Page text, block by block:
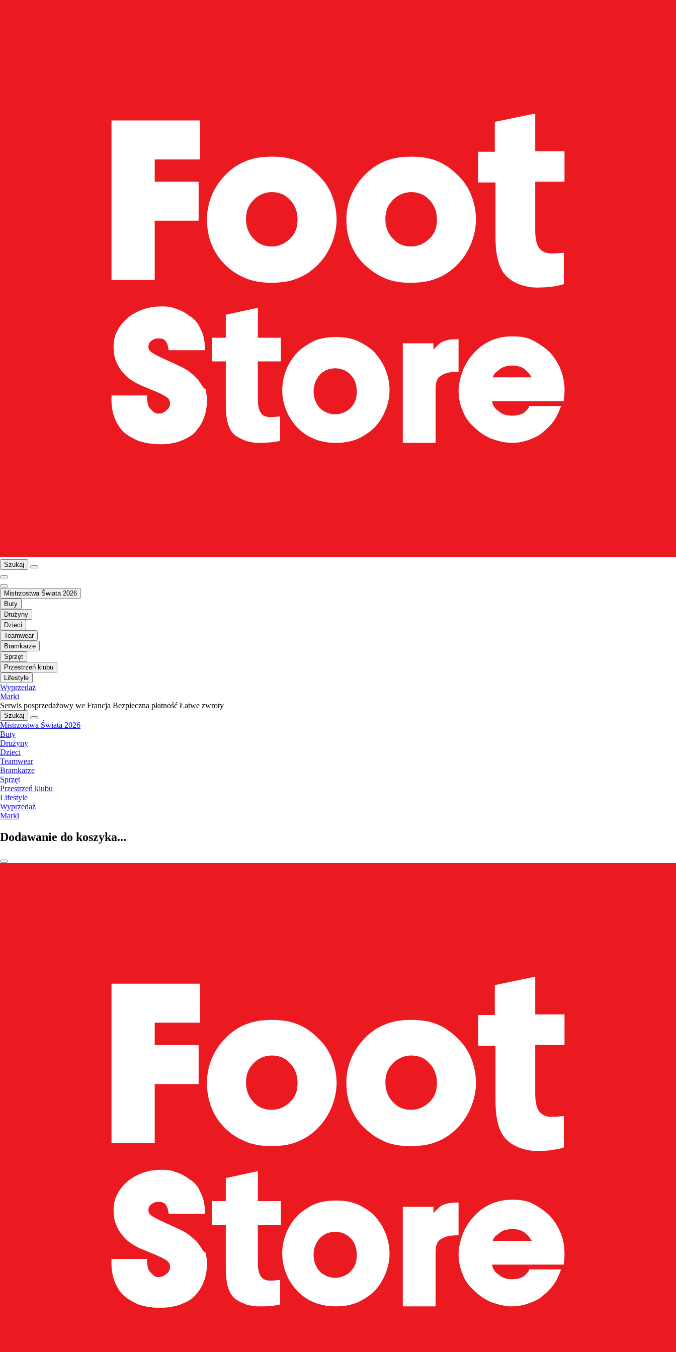
Szukaj
Mistrzostwa Świata 2026
Buty
Drużyny
Dzieci
Teamwear
Bramkarze
Sprzęt
Przestrzeń klubu
Lifestyle
Wyprzedaż
Marki
Serwis posprzedażowy we Francja Bezpieczna płatność Łatwe zwroty
Szukaj
Mistrzostwa Świata 2026
Buty
Drużyny
Dzieci
Teamwear
Bramkarze
Sprzęt
Przestrzeń klubu
Lifestyle
Wyprzedaż
Marki
Dodawanie do koszyka...